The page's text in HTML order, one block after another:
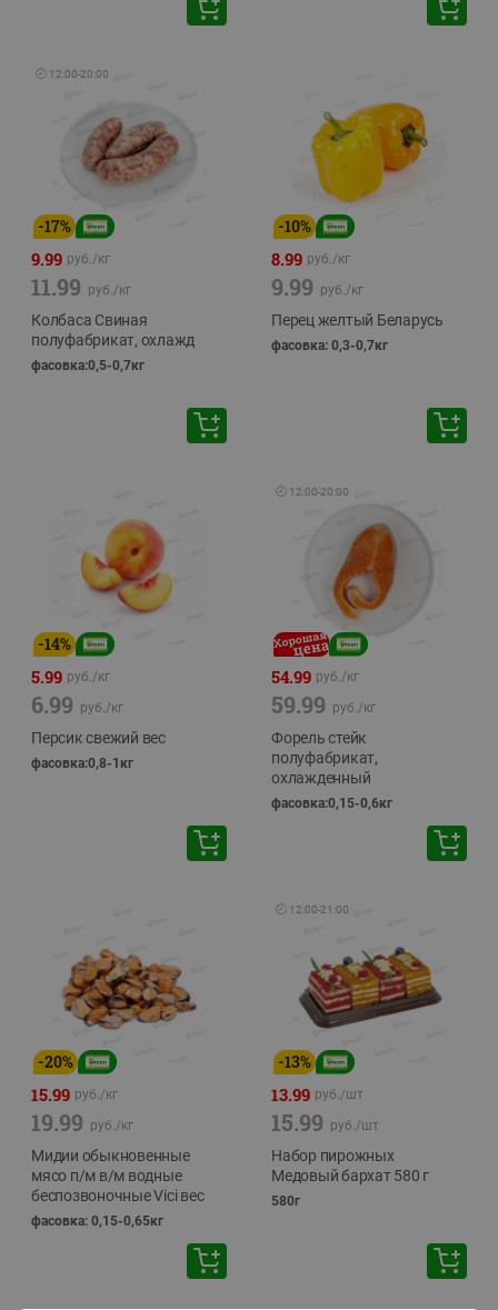
🕘 12:00-20:00
-17%
9.99 руб./кг
11.99 руб./кг
Колбаса Свиная
полуфабрикат, охлажд
фасовка:0,5-0,7кг
-10%
8.99 руб./кг
9.99 руб./кг
Перец желтый Беларусь
фасовка: 0,3-0,7кг
-14%
5.99 руб./кг
6.99 руб./кг
Персик свежий вес
фасовка:0,8-1кг
🕘 12:00-20:00
54.99 руб./кг
59.99 руб./кг
Форель стейк
полуфабрикат,
охлажденный
фасовка:0,15-0,6кг
-20%
15.99 руб./кг
19.99 руб./кг
Мидии обыкновенные
мясо п/м в/м водные
беспозвоночные Vici вес
фасовка: 0,15-0,65кг
🕘 12:00-21:00
-13%
13.99 руб./шт
15.99 руб./шт
Набор пирожных
Медовый бархат 580 г
580г